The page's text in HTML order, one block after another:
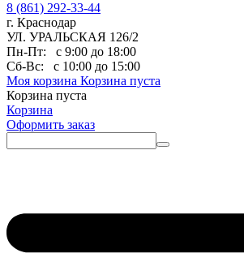
8 (861) 292-33-44
г. Краснодар
УЛ. УРАЛЬСКАЯ 126/2
Пн-Пт:
с 9:00 до 18:00
Сб-Вс:
с 10:00 до 15:00
Моя корзина Корзина пуста
Корзина пуста
Корзина
Оформить заказ